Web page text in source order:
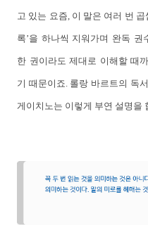
고 있는 요즘, 이 말은 여러 번
록’을 하나씩 지워가며 완독
한 권이라도 제대로 이해할 때
기 때문이죠. 롤랑 바르트의 독
게이치노는 이렇게 부연 설명을